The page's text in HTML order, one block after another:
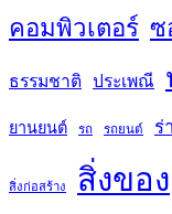
คอมพิวเตอร์ ซ
ธรรมชาติ ประเพณี
ยานยนต์ รถ รถยนต์ ร่
สิ่งก่อสร้าง สิ่งของ